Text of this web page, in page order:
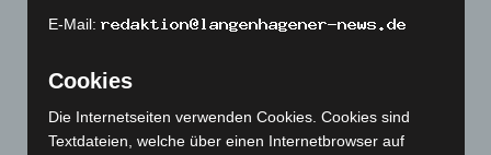
November 2024
September 2024(112)
E-Mail:
Cookies
Die Internetseiten verwenden Cookies. Cookies sind
Textdateien, welche über einen Internetbrowser auf